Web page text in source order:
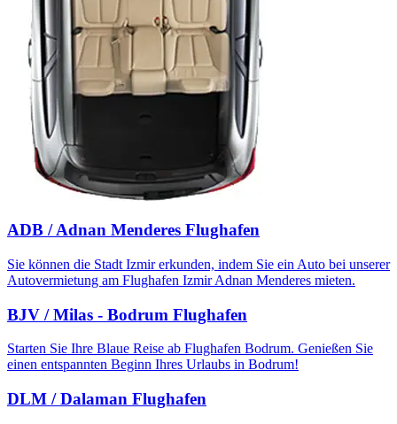
ADB / Adnan Menderes Flughafen
Sie können die Stadt Izmir erkunden, indem Sie ein Auto bei unserer
Autovermietung am Flughafen Izmir Adnan Menderes mieten.
BJV / Milas - Bodrum Flughafen
Starten Sie Ihre Blaue Reise ab Flughafen Bodrum. Genießen Sie
einen entspannten Beginn Ihres Urlaubs in Bodrum!
DLM / Dalaman Flughafen